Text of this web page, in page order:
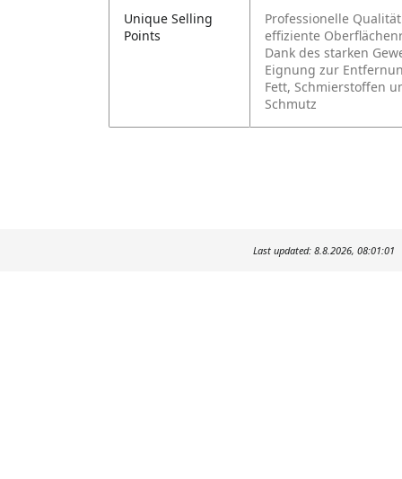
Unique Selling
Points
Professionelle
effiziente
Dank des starken
Eignung zur
Fett, Schmierstoffen
Schmutz
Last updated: 8.8.2026, 08:01:01